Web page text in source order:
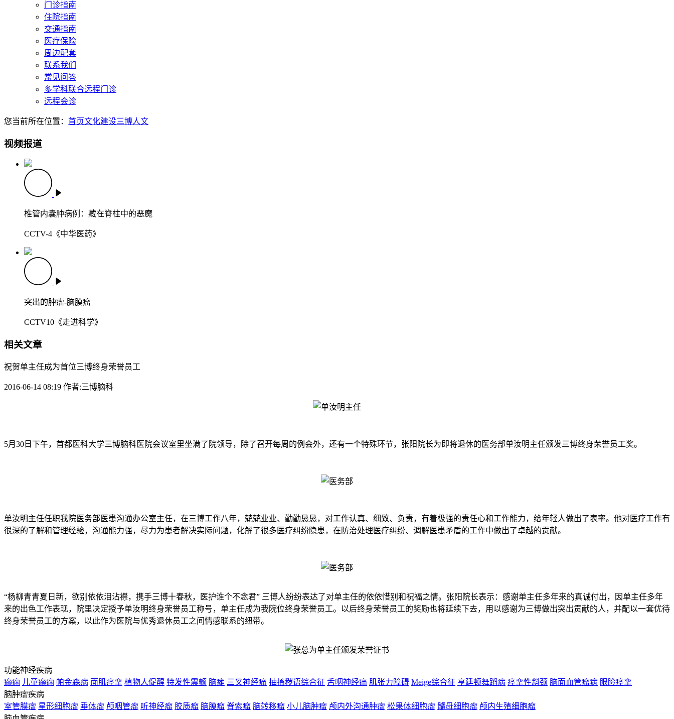
门诊指南
住院指南
交通指南
医疗保险
周边配套
联系我们
常见问答
多学科联合远程门诊
远程会诊
您当前所在位置： 首页文化建设三博人文
视频报道
椎管内囊肿病例：藏在脊柱中的恶魔
CCTV-4《中华医药》
突出的肿瘤-脑膜瘤
CCTV10《走进科学》
相关文章
祝贺单主任成为首位三博终身荣誉员工
2016-06-14 08:19 作者:三博脑科
5月30日下午，首都医科大学三博脑科医院会议室里坐满了院领导，除了召开每周的例会外，还有一个特殊环节，张阳院长为即将退休的医务部单汝明主任颁发三博终身荣誉员工奖。
单汝明主任任职我院医务部医患沟通办公室主任，在三博工作八年，兢兢业业、勤勤恳恳，对工作认真、细致、负责，有着极强的责任心和工作能力，给年轻人做出了表率。他对医疗工作有
很深的了解和管理经验，沟通能力强，尽力为患者解决实际问题，化解了很多医疗纠纷隐患，在防治处理医疗纠纷、调解医患矛盾的工作中做出了卓越的贡献。
“杨柳青青夏日新，欲别依依泪沾襟，携手三博十春秋，医护谁个不念君” 三博人纷纷表达了对单主任的依依惜别和祝福之情。张阳院长表示：感谢单主任多年来的真诚付出，因单主任多年
来的出色工作表现，院里决定授予单汝明终身荣誉员工称号，单主任成为我院位终身荣誉员工。以后终身荣誉员工的奖励也将延续下去，用以感谢为三博做出突出贡献的人，并配以一套优待
终身荣誉员工的方案，以此作为医院与优秀退休员工之间情感联系的纽带。
功能神经疾病
癫痫 儿童癫痫 帕金森病 面肌痉挛 植物人促醒 特发性震颤 脑瘫 三叉神经痛 抽搐秽语综合征 舌咽神经痛 肌张力障碍 Meige综合征 亨廷顿舞蹈病 痉挛性斜颈 脑面血管瘤病 眼睑痉挛
脑肿瘤疾病
室管膜瘤 星形细胞瘤 垂体瘤 颅咽管瘤 听神经瘤 胶质瘤 脑膜瘤 脊索瘤 脑转移瘤 小儿脑肿瘤 颅内外沟通肿瘤 松果体细胞瘤 髓母细胞瘤 颅内生殖细胞瘤